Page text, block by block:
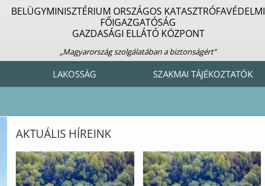
BELÜGYMINISZTÉRIUM ORSZÁGOS KATASZTRÓFAVÉDELMI
FŐIGAZGATÓSÁG
GAZDASÁGI ELLÁTÓ KÖZPONT
„Magyarország szolgálatában a biztonságért”
LAKOSSÁG SZAKMAI TÁJÉKOZTATÓK
AKTUÁLIS HÍREINK